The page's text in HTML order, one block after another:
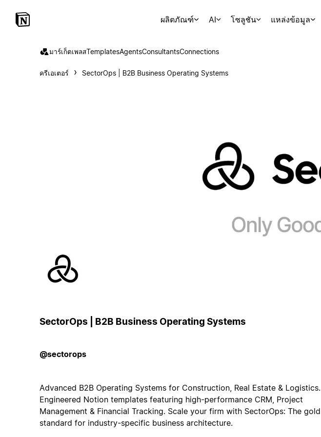
ผลิตภัณฑ์ AI โซลูชัน แหล่งข้อมูล
มาร์เก็ตเพลสTemplatesAgentsConsultantsConnections
ครีเอเตอร์ SectorOps | B2B Business Operating Systems
SectorOps | B2B Business Operating Systems
@sectorops
Advanced B2B Operating Systems for Construction, Real Estate & Logistics.
Engineered Notion templates featuring high-performance CRM, Project
Management & Financial Tracking. Scale your firm with SectorOps: The gold
standard for industry-specific business architecture.